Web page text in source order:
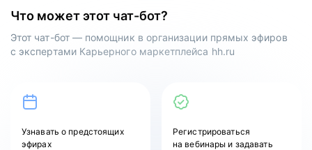
Что может этот чат-бот?
Этот чат-бот — помощник в организации прямых эфиров
с экспертами Карьерного маркетплейса hh.ru
Узнаватьо предстоящих
эфирах
Регистрироваться
на вебинары и задавать